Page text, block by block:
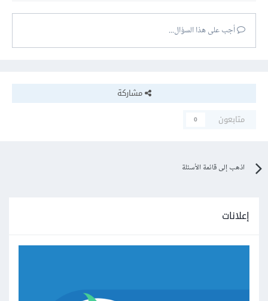
أجب على هذا السؤال...
مشاركة
متابعون
0
اذهب إلى قائمة الأسئلة
إعلانات